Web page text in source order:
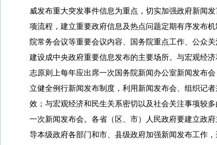
威发布重大突发事件信息为重点，切实加强政府新闻
项流程，建立重要政府信息及热点问题定期有序发布
院常务会议等重要会议内容、国务院重点工作、公众
建设成中央政府重要信息发布的主要场所。与宏观经
志原则上每年应出席一次国务院新闻办公室新闻发布
立健全例行新闻发布制度，利用新闻发布会、组织记
效；与宏观经济和民生关系密切以及社会关注事项较
一次新闻发布会。各省（区、市）人民政府要建立政
导本级政府各部门和市、县级政府加强新闻发布工作